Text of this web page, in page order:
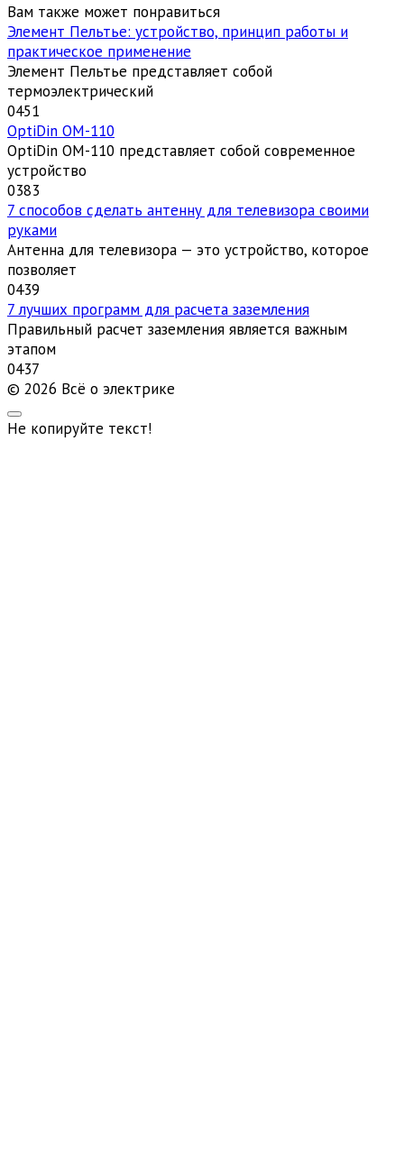
Вам также может понравиться
Элемент Пельтье: устройство, принцип работы и
практическое применение
Элемент Пельтье представляет собой
термоэлектрический
0451
OptiDin ОМ-110
OptiDin ОМ-110 представляет собой современное
устройство
0383
7 способов сделать антенну для телевизора своими
руками
Антенна для телевизора — это устройство, которое
позволяет
0439
7 лучших программ для расчета заземления
Правильный расчет заземления является важным
этапом
0437
© 2026 Всё о электрике
Не копируйте текст!